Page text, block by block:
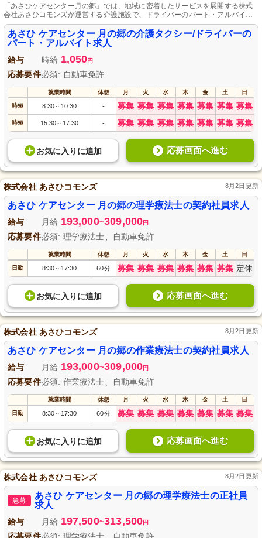
「あさひケアセンター月の郷」では、地域に密着したサービスを展開する株式
会社あさひコモンズが運営する介護施設で、ドライバーのパート・アルバイト
募集しています。未経験者や他業種からの転職者も歓迎で、送迎業務や車両清
掃などを担当。1日2シフト制で、Wワークも可能で、土日勤務は月2/3程度、休
み希望はメンバー間調整できます。
あさひ ケアセンター 月の郷の介護タクシー/ドライバーの
パート・アルバイト求人
給与 時給 1,050円
応募要件必須: 自動車免許
就業時間 休憩 月 火 水 木 金 土 日
時短 8:30～ 10:30 - 募集 募集 募集 募集 募集 募集 募集
時短 15:30～ 17:30 - 募集 募集 募集 募集 募集 募集 募集
お気に入り に追加 応募画面へ進む
株式会社 あさひコモンズ 8月2日更新
あさひ ケアセンター 月の郷の理学療法士の契約社員求人
給与 月給 193,000~309,000円
応募要件必須: 理学療法士、自動車免許
就業時間 休憩 月 火 水 木 金 土 日
日勤 8:30～ 17:30 60分 募集 募集 募集 募集 募集 募集 定休
お気に入り に追加 応募画面へ進む
株式会社 あさひコモンズ 8月2日更新
あさひ ケアセンター 月の郷の作業療法士の契約社員求人
給与 月給 193,000~309,000円
応募要件必須: 作業療法士、自動車免許
就業時間 休憩 月 火 水 木 金 土 日
日勤 8:30～ 17:30 60分 募集 募集 募集 募集 募集 募集 募集
お気に入り に追加 応募画面へ進む
株式会社 あさひコモンズ 8月2日更新
急募
あさひ ケアセンター 月の郷の理学療法士の正社員
求人
給与 月給 197,500~313,500円